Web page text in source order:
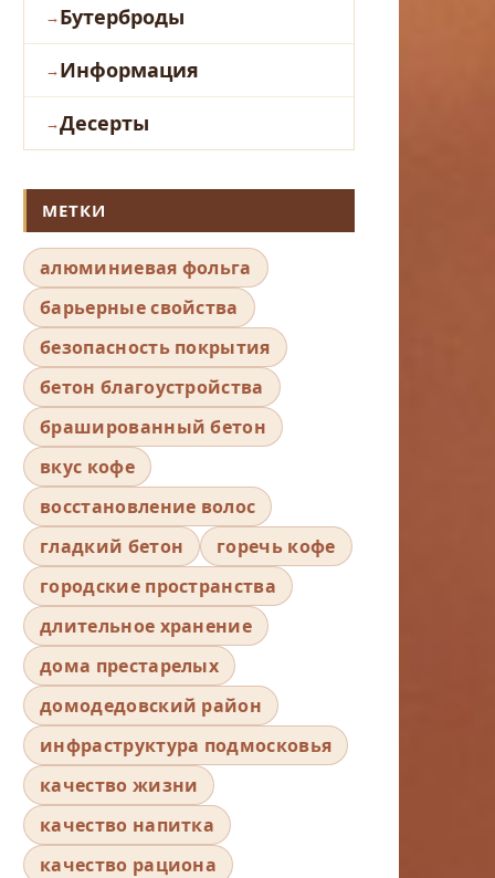
Бутерброды
Информация
Десерты
МЕТКИ
алюминиевая фольга
барьерные свойства
безопасность покрытия
бетон благоустройства
брашированный бетон
вкус кофе
восстановление волос
гладкий бетон
горечь кофе
городские пространства
длительное хранение
дома престарелых
домодедовский район
инфраструктура подмосковья
качество жизни
качество напитка
качество рациона